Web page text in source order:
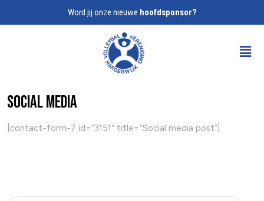
Word jij onze nieuwe hoofdsponsor?
Social media
[contact-form-7 id=”3151″ title=”Social media post”]